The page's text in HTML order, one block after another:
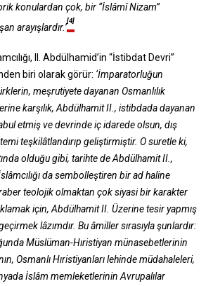
konulardan çok, bir “İslâmî Nizam”
arayışlardır.’
[4]
II. Abdülhamid’in “İstibdat Devri”
biri olarak görür: ‘İmparatorluğun
meşrutiyete dayanan Osmanlılık
karşılık, Abdülhamit II., istibdada dayanan
etmiş ve devrinde iç idarede olsun, dış
teşkilâtlandırıp geliştirmiştir. O suretle ki,
olduğu gibi, tarihte de Abdülhamit II.,
da sembolleştiren bir ad haline
teolojik olmaktan çok siyasi bir karakter
için, Abdülhamit II. Üzerine tesir yapmış
lâzımdır. Bu âmiller sırasıyla şunlardır:
Müslüman-Hıristiyan münasebetlerinin
Osmanlı Hıristiyanları lehinde müdahaleleri,
İslâm memleketlerinin Avrupalılar